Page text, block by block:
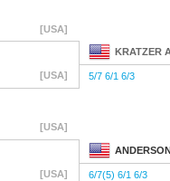
[USA]
KRATZER
[USA] 5/7 6/1 6/3
[USA]
[USA] 6/7(5) 6/1 6/3